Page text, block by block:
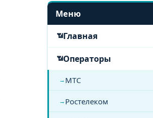
Меню
Главная
Операторы
МТС
Ростелеком